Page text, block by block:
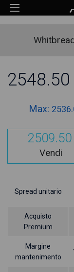
2548.50
Max:
2509.50
Vendi
Spread unitario
Acquisto
Premium
Margine
mantenimento